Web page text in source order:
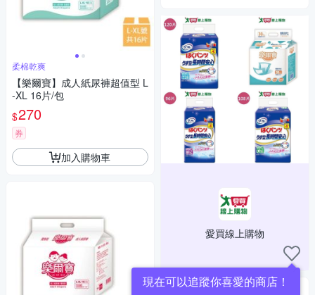
柔棉乾爽
【樂爾寶】成人紙尿褲超值型 L
-XL 16片/包
$270
券
加入購物車
愛買線上購物
現在可以追蹤你喜愛的商店！